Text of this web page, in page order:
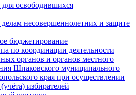
освободившихся
несовершеннолетних и защите
бюджетирование
по координации деятельности
органов и органов местного
Шпаковского муниципального
края при осуществлении
избирателей